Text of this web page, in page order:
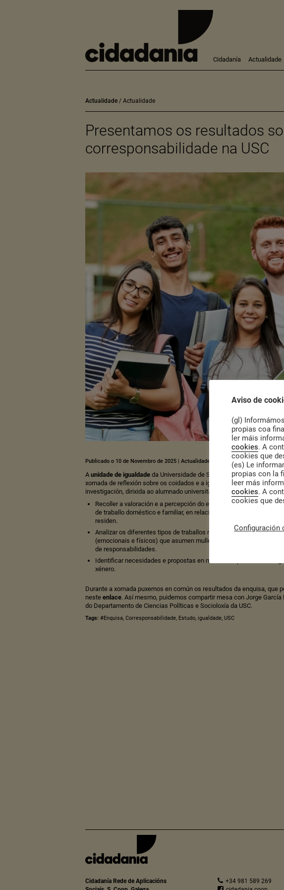
Cidadanía Actualidade
Actualidade Actualidade
Presentamos os resultados
corresponsabilidade na USC
Publicado o 10 de Novembro de 2025 | Actualidade
A unidade de igualdade da Universidade de Santiago de Compostela
xornada de reflexión sobre os coidados e a igualdade na comunidade
investigación, dirixida ao alumnado universitario, tiña por obxectivos:
Recoller a valoración e a percepción do estudantado da USC
de traballo doméstico e familiar, en relación aos modelos de fogares
residen.
Analizar os diferentes tipos de traballos realizados e de xestión de
(emocionais e físicos) que asumen mulleres e homes e a
de responsabilidades.
Identificar necesidades e propostas en materia de promoción da
xénero.
Durante a xornada puxemos en común os resultados da enquisa, que
neste enlace. Así mesmo, puidemos compartir mesa con Jorge García
do Departamento de Ciencias Políticas e Socioloxía da USC.
Tags: #Enquisa, Corresponsabilidade, Estudo, igualdade, USC
Cidadanía Rede de Aplicacións
+34 981 589 269
Aviso de
(gl)
propias coa
ler máis
cookies. A
cookies que
(es) Le
propias con la
leer más
cookies. A
cookies que
Configuración